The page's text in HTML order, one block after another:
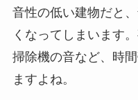
音性の低い建物だと
くなってしまいます
掃除機の音など、時
ますよね。